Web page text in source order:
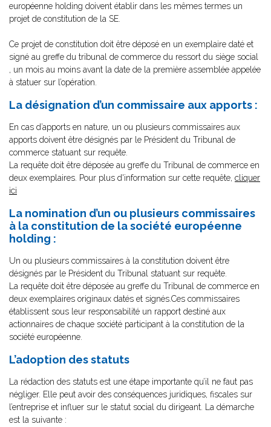
européenne holding doivent établir dans les mêmes termes un
projet de constitution de la SE.
Ce projet de constitution doit être déposé en un exemplaire daté et
signé au greffe du tribunal de commerce du ressort du siège social
, un mois au moins avant la date de la première assemblée appelée
à statuer sur l’opération.
La désignation d’un commissaire aux apports :
En cas d’apports en nature, un ou plusieurs commissaires aux
apports doivent être désignés par le Président du Tribunal de
commerce statuant sur requête.
La requête doit être déposée au greffe du Tribunal de commerce en
deux exemplaires. Pour plus d'information sur cette requête, cliquer
ici
La nomination d’un ou plusieurs commissaires
à la constitution de la société européenne
holding :
Un ou plusieurs commissaires à la constitution doivent être
désignés par le Président du Tribunal statuant sur requête.
La requête doit être déposée au greffe du Tribunal de commerce en
deux exemplaires originaux datés et signés.Ces commissaires
établissent sous leur responsabilité un rapport destiné aux
actionnaires de chaque société participant à la constitution de la
société européenne.
L’adoption des statuts
La rédaction des statuts est une étape importante qu’il ne faut pas
négliger. Elle peut avoir des conséquences juridiques, fiscales sur
l’entreprise et influer sur le statut social du dirigeant. La démarche
est la suivante :